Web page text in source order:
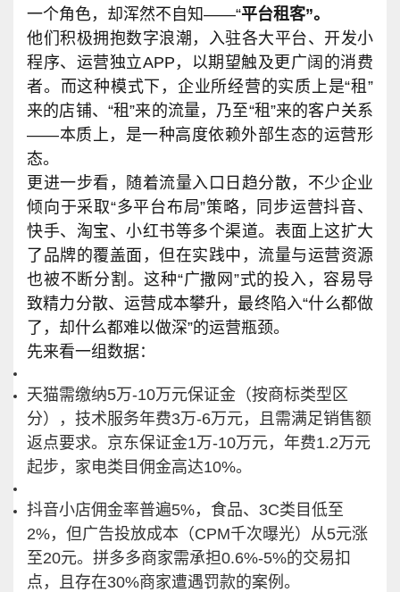
一个角色，却浑然不自知——“平台租客”。
他们积极拥抱数字浪潮，入驻各大平台、开发小
程序、运营独立APP，以期望触及更广阔的消费
者。而这种模式下，企业所经营的实质上是“租”
来的店铺、“租”来的流量，乃至“租”来的客户关系
——本质上，是一种高度依赖外部生态的运营形
态。
更进一步看，随着流量入口日趋分散，不少企业
倾向于采取“多平台布局”策略，同步运营抖音、
快手、淘宝、小红书等多个渠道。表面上这扩大
了品牌的覆盖面，但在实践中，流量与运营资源
也被不断分割。这种“广撒网”式的投入，容易导
致精力分散、运营成本攀升，最终陷入“什么都做
了，却什么都难以做深”的运营瓶颈。
先来看一组数据：
天猫需缴纳5万-10万元保证金（按商标类型区
分），技术服务年费3万-6万元，且需满足销售额
返点要求。京东保证金1万-10万元，年费1.2万元
起步，家电类目佣金高达10%。
抖音小店佣金率普遍5%，食品、3C类目低至
2%，但广告投放成本（CPM千次曝光）从5元涨
至20元。拼多多商家需承担0.6%-5%的交易扣
点，且存在30%商家遭遇罚款的案例。